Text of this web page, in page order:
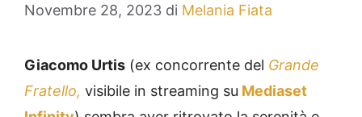
Novembre 28, 2023 di Melania Fiata
Giacomo Urtis (ex concorrente del Grande
Fratello, visibile in streaming su Mediaset